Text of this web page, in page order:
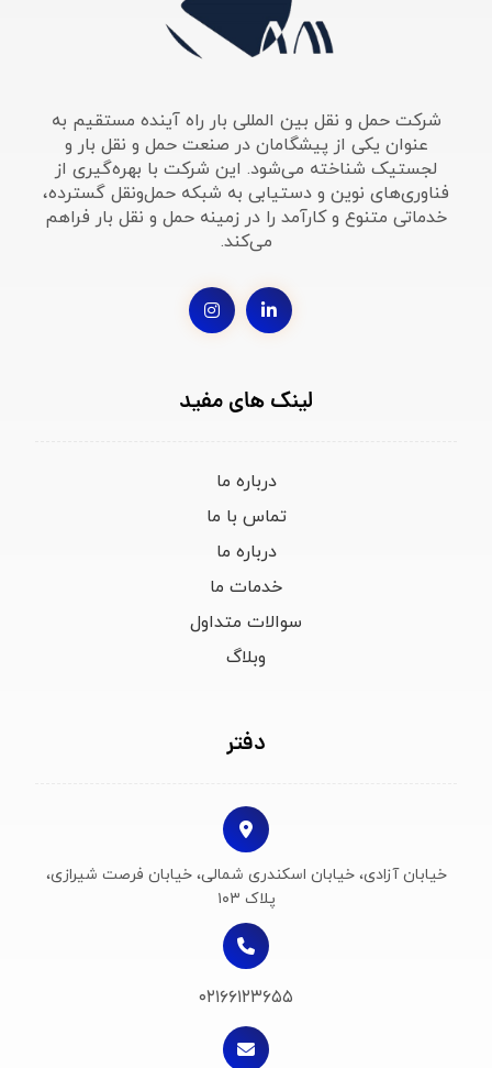
شرکت حمل و نقل بین المللی بار راه آینده مستقیم به
عنوان یکی از پیشگامان در صنعت حمل و نقل بار و
لجستیک شناخته می‌شود. این شرکت با بهره‌گیری از
فناوری‌های نوین و دستیابی به شبکه حمل‌ونقل گسترده،
خدماتی متنوع و کارآمد را در زمینه حمل و نقل بار فراهم
می‌کند.
لینک های مفید
درباره ما
تماس با ما
درباره ما
خدمات ما
سوالات متداول
وبلاگ
دفتر
خیابان آزادی، خیابان اسکندری شمالی، خیابان فرصت شیرازی،
پلاک ۱۰۳
۰۲۱۶۶۱۲۳۶۵۵